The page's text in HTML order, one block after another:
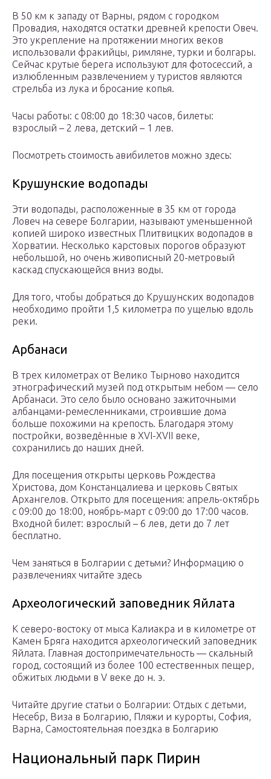
В 50 км к западу от Варны, рядом с городком
Провадия, находятся остатки древней крепости Овеч.
Это укрепление на протяжении многих веков
использовали фракийцы, римляне, турки и болгары.
Сейчас крутые берега используют для фотосессий, а
излюбленным развлечением у туристов являются
стрельба из лука и бросание копья.
Часы работы: с 08:00 до 18:30 часов, билеты:
взрослый – 2 лева, детский – 1 лев.
Посмотреть стоимость авибилетов можно здесь:
Крушунские водопады
Эти водопады, расположенные в 35 км от города
Ловеч на севере Болгарии, называют уменьшенной
копией широко известных Плитвицких водопадов в
Хорватии. Несколько карстовых порогов образуют
небольшой, но очень живописный 20-метровый
каскад спускающейся вниз воды.
Для того, чтобы добраться до Крушунских водопадов
необходимо пройти 1,5 километра по ущелью вдоль
реки.
Арбанаси
В трех километрах от Велико Тырново находится
этнографический музей под открытым небом — село
Арбанаси. Это село было основано зажиточными
албанцами-ремесленниками, строившие дома
больше похожими на крепость. Благодаря этому
постройки, возведённые в XVI-XVII веке,
сохранились до наших дней.
Для посещения открыты церковь Рождества
Христова, дом Констанцалиева и церковь Святых
Архангелов. Открыто для посещения: апрель-октябрь
с 09:00 до 18:00, ноябрь-март с 09:00 до 17:00 часов.
Входной билет: взрослый – 6 лев, дети до 7 лет
бесплатно.
Чем заняться в Болгарии с детьми? Информацию о
развлечениях читайте здесь
Археологический заповедник Яйлата
К северо-востоку от мыса Калиакра и в километре от
Камен Бряга находится археологический заповедник
Яйлата. Главная достопримечательность — скальный
город, состоящий из более 100 естественных пещер,
обжитых людьми в V веке до н. э.
Читайте другие статьи о Болгарии: Отдых с детьми,
Несебр, Виза в Болгарию, Пляжи и курорты, София,
Варна, Самостоятельная поездка в Болгарию
Национальный парк Пирин